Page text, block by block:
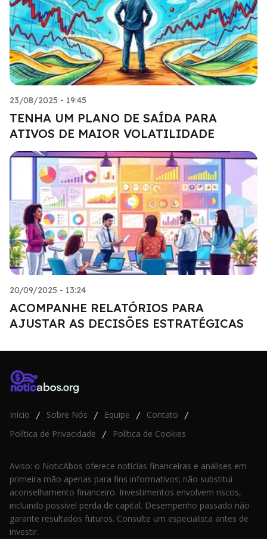
23/08/2025 - 19:45
TENHA UM PLANO DE SAÍDA PARA
ATIVOS DE MAIOR VOLATILIDADE
20/09/2025 - 13:24
ACOMPANHE RELATÓRIOS PARA
AJUSTAR AS DECISÕES ESTRATÉGICAS
Início / Sobre Nós / Equipe / Contato /
Política de Privacidade / Política de Cookies
Aviso: o NoticAbos oferece notícias financeiras e análises em
primeira mão apenas para fins informativos; não substitui
aconselhamento financeiro. Investimentos envolvem riscos,
incluindo possível perda de capital. Desempenho passado não
garante resultados futuros. Consulte um especialista antes de
investir.